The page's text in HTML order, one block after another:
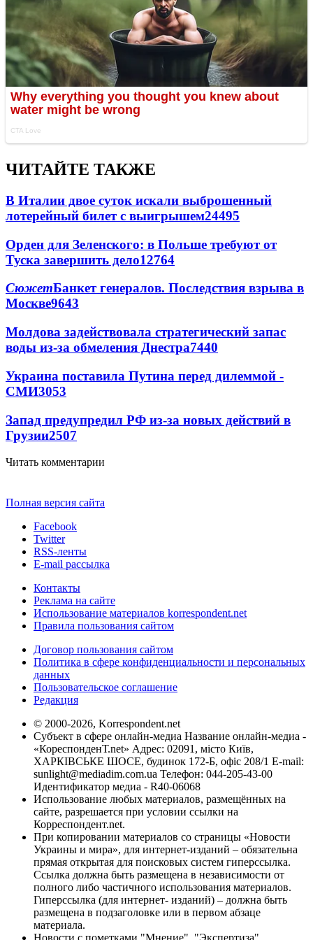
ЧИТАЙТЕ ТАКЖЕ
В Италии двое суток искали выброшенный
лотерейный билет с выигрышем24495
Орден для Зеленского: в Польше требуют от
Туска завершить дело12764
СюжетБанкет генералов. Последствия взрыва в
Москве9643
Молдова задействовала стратегический запас
воды из-за обмеления Днестра7440
Украина поставила Путина перед дилеммой -
СМИ3053
Запад предупредил РФ из-за новых действий в
Грузии2507
Читать комментарии
Полная версия сайта
Facebook
Twitter
RSS-ленты
E-mail рассылка
Контакты
Реклама на сайте
Использование материалов korrespondent.net
Правила пользования сайтом
Договор пользования сайтом
Политика в сфере конфиденциальности и персональных
данных
Пользовательское соглашение
Редакция
© 2000-2026, Korrespondent.net
Субъект в сфере онлайн-медиа Название онлайн-медиа -
«КореспонденТ.net» Адрес: 02091, місто Київ,
ХАРКІВСЬКЕ ШОСЕ, будинок 172-Б, офіс 208/1 E-mail:
sunlight@mediadim.com.ua Телефон: 044-205-43-00
Идентификатор медиа - R40-06068
Использование любых материалов, размещённых на
сайте, разрешается при условии ссылки на
Корреспондент.net.
При копировании материалов со страницы «Новости
Украины и мира», для интернет-изданий – обязательна
прямая открытая для поисковых систем гиперссылка.
Ссылка должна быть размещена в независимости от
полного либо частичного использования материалов.
Гиперссылка (для интернет- изданий) – должна быть
размещена в подзаголовке или в первом абзаце
материала.